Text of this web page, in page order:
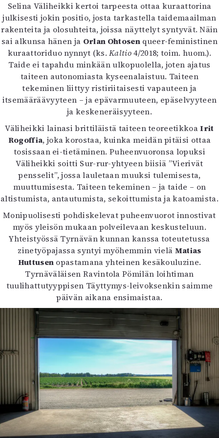
Selina Väliheikki kertoi tarpeesta ottaa kuraattorina
julkisesti jokin positio, josta tarkastella taidemaailman
rakenteita ja olosuhteita, joissa näyttelyt syntyvät. Näin
sai alkunsa hänen ja Orlan Ohtosenqueer-feministinen
kuraattoriduo nynnyt (ks.Kaltio4/2018; toim. huom.).
Taide ei tapahdu minkään ulkopuolella, joten ajatus
taiteen autonomiasta kyseenalaistuu. Taiteen
tekeminen liittyy ristiriitaisesti vapauteen ja
itsemääräävyyteen – ja epävarmuuteen, epäselvyyteen
ja keskeneräisyyteen.
Väliheikki lainasi brittiläistä taiteen teoreetikkoaIrit
Rogoffia, joka korostaa, kuinka meidän pitäisi ottaa
tosissaan ei-tietäminen. Puheenvuoronsa lopuksi
Väliheikki soitti Sur-rur-yhtyeen biisiä ”Vierivät
pensselit”, jossa lauletaan muuksi tulemisesta,
muuttumisesta. Taiteen tekeminen – ja taide – on
altistumista, antautumista, sekoittumista ja katoamista.
Monipuolisesti pohdiskelevat puheenvuorot innostivat
myös yleisön mukaan polveilevaan keskusteluun.
Yhteistyössä Tyrnävän kunnan kanssa toteutetussa
zinetyöpajassa syntyi myöhemmin vielä Matias
Huttusen opastamana yhteinen kesäkouluzine.
Tyrnäväläisen Ravintola Pömilän loihtiman
tuulihattutyyppisen Täyttymys-leivoksenkin saimme
päivän aikana ensimaistaa.